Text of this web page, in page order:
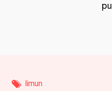
limun